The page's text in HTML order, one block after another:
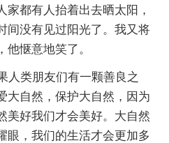
家都有人抬着出去晒太阳，
间没有见过阳光了。我又将
惬意地笑了。
人类朋友们有一颗善良之
大自然，保护大自然，因为
美好我们才会美好。大自然
眼，我们的生活才会更加多